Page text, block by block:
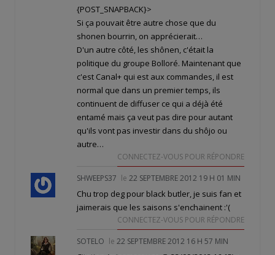
{POST_SNAPBACK}>
Si ça pouvait être autre chose que du
shonen bourrin, on apprécierait…
D'un autre côté, les shônen, c'était la
politique du groupe Bolloré. Maintenant que
c'est Canal+ qui est aux commandes, il est
normal que dans un premier temps, ils
continuent de diffuser ce qui a déjà été
entamé mais ça veut pas dire pour autant
qu'ils vont pas investir dans du shôjo ou
autre…
CONNECTEZ-VOUS POUR RÉPONDRE
SHWEEPS37 le 22 SEPTEMBRE 2012 19 H 01 MIN
Chu trop deg pour black butler, je suis fan et
jaimerais que les saisons s'enchainent :'(
CONNECTEZ-VOUS POUR RÉPONDRE
SOTELO le 22 SEPTEMBRE 2012 16 H 57 MIN